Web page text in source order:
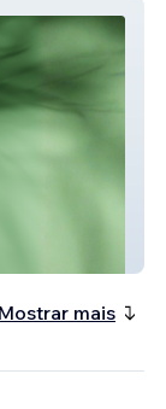
Mostrar mais